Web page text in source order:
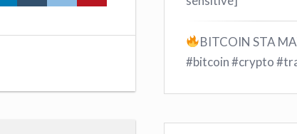
BITCOIN STA
#bitcoin #crypto